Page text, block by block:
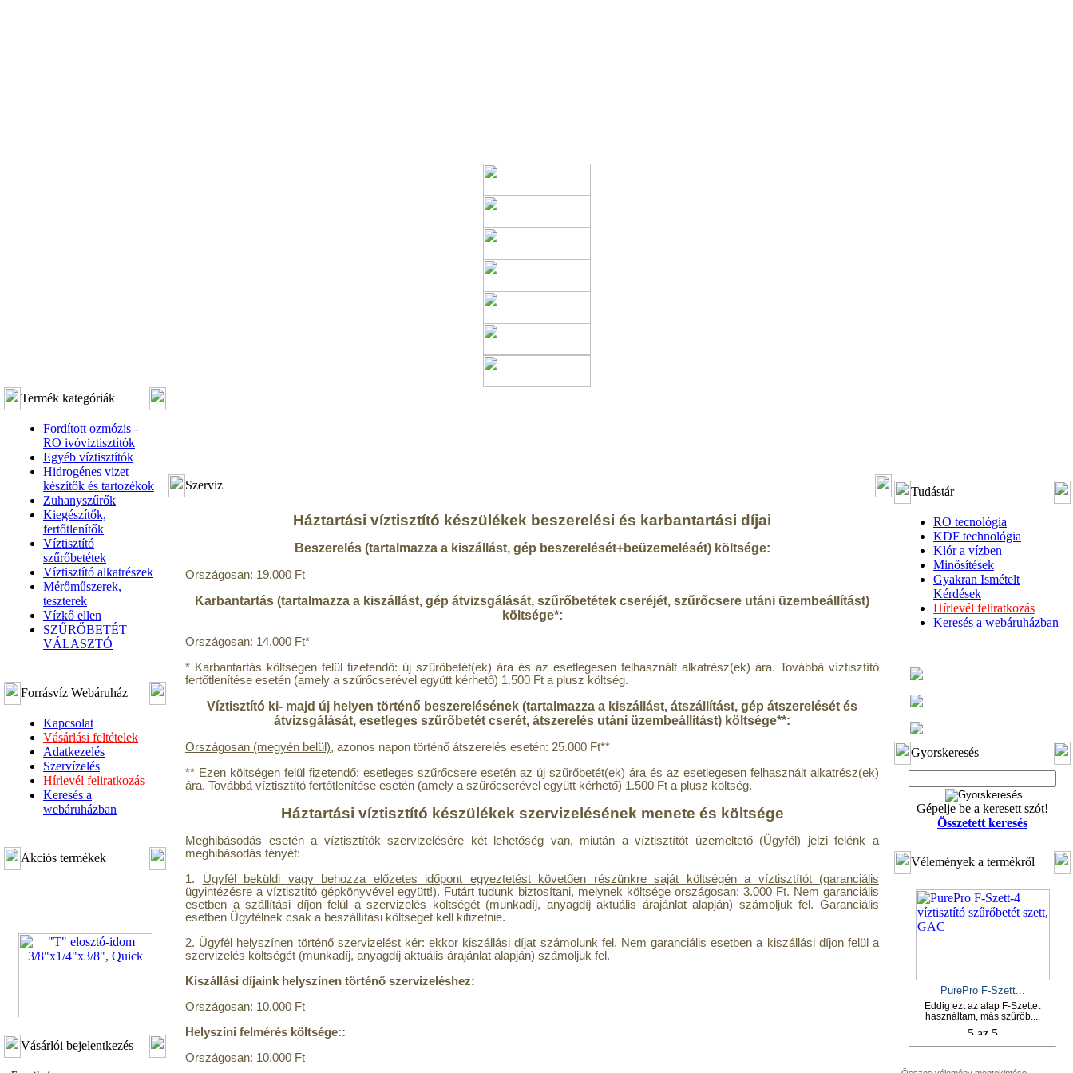
Termék kategóriák
Fordított ozmózis -
RO ivóvíztisztítók
Egyéb víztisztítók
Hidrogénes vizet
készítők és tartozékok
Zuhanyszűrők
Kiegészítők,
fertőtlenítők
Víztisztító
szűrőbetétek
Víztisztító alkatrészek
Mérőműszerek,
teszterek
Vízkő ellen
SZŰRŐBETÉT
VÁLASZTÓ
Forrásvíz Webáruház
Kapcsolat
Vásárlási feltételek
Adatkezelés
Szervízelés
Hírlevél feliratkozás
Keresés a
webáruházban
Akciós termékek
"T" elosztó-idom
3/8"x1/4"x3/8", Quick
Vásárlói bejelentkezés
Szerviz
Háztartási víztisztító készülékek beszerelési és karbantartási díjai
Beszerelés (tartalmazza a kiszállást, gép beszerelését+beüzemelését) költsége:
Országosan: 19.000 Ft
Karbantartás (tartalmazza a kiszállást, gép átvizsgálását, szűrőbetétek cseréjét, szűrőcsere utáni üzembeállítást)
költsége*:
Országosan: 14.000 Ft*
* Karbantartás költségen felül fizetendő: új szűrőbetét(ek) ára és az esetlegesen felhasznált alkatrész(ek) ára. Továbbá víztisztító
fertőtlenítése esetén (amely a szűrőcserével együtt kérhető) 1.500 Ft a plusz költség.
Víztisztító ki- majd új helyen történő beszerelésének (tartalmazza a kiszállást, átszállítást, gép átszerelését és
átvizsgálását, esetleges szűrőbetét cserét, átszerelés utáni üzembeállítást) költsége**:
Országosan (megyén belül), azonos napon történő átszerelés esetén: 25.000 Ft**
** Ezen költségen felül fizetendő: esetleges szűrőcsere esetén az új szűrőbetét(ek) ára és az esetlegesen felhasznált alkatrész(ek)
ára. Továbbá víztisztító fertőtlenítése esetén (amely a szűrőcserével együtt kérhető) 1.500 Ft a plusz költség.
Háztartási víztisztító készülékek szervizelésének menete és költsége
Meghibásodás esetén a víztisztítók szervizelésére két lehetőség van, miután a víztisztítót üzemeltető (Ügyfél) jelzi felénk a
meghibásodás tényét:
1. Ügyfél beküldi vagy behozza előzetes időpont egyeztetést követően részünkre saját költségén a víztisztítót (garanciális
ügyintézésre a víztisztító gépkönyvével együtt!). Futárt tudunk biztosítani, melynek költsége országosan: 3.000 Ft. Nem garanciális
esetben a szállítási díjon felül a szervizelés költségét (munkadíj, anyagdíj aktuális árajánlat alapján) számoljuk fel. Garanciális
esetben Ügyfélnek csak a beszállítási költséget kell kifizetnie.
2. Ügyfél helyszínen történő szervizelést kér: ekkor kiszállási díjat számolunk fel. Nem garanciális esetben a kiszállási díjon felül a
szervizelés költségét (munkadíj, anyagdíj aktuális árajánlat alapján) számoljuk fel.
Kiszállási díjaink helyszínen történő szervizeléshez:
Országosan: 10.000 Ft
Helyszíni felmérés költsége::
Országosan: 10.000 Ft
Tudástár
RO tecnológia
KDF technológia
Klór a vízben
Minősítések
Gyakran Ismételt
Kérdések
Hírlevél feliratkozás
Keresés a webáruházban
Gyorskeresés
Gépelje be a keresett szót!
Összetett keresés
Vélemények a termékről
PurePro F-Szett...
Eddig ezt az alap F-Szettet
használtam, más szűrőb....